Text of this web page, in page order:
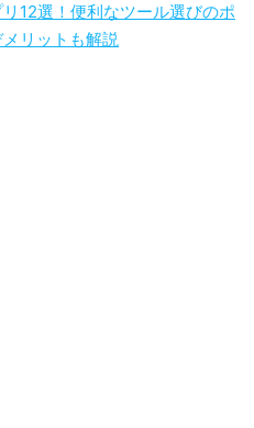
12選！便利なツール選びのポ
リットも解説